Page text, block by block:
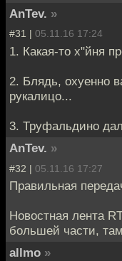
AnTev. »
#31 | 05.11.16 17:24
1. Какая-то х"йня
2. Блядь, охуенно
рукалицо...
3. Труфальдино
AnTev. »
#32 | 05.11.16 17:27
Правильная
Новостная лента
большей части,
allmo »